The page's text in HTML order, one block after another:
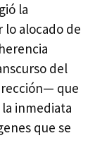
la
lo alocado de
del
que
inmediata
que se